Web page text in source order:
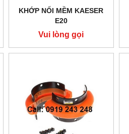
KHỚP NỐI MỀM KAESER
E20
Vui lòng gọi